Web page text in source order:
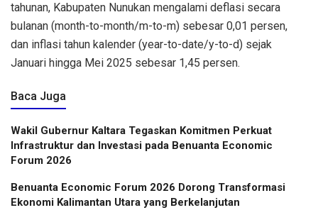
tahunan, Kabupaten Nunukan mengalami deflasi secara
bulanan (month-to-month/m-to-m) sebesar 0,01 persen,
dan inflasi tahun kalender (year-to-date/y-to-d) sejak
Januari hingga Mei 2025 sebesar 1,45 persen.
Baca Juga
Wakil Gubernur Kaltara Tegaskan Komitmen Perkuat
Infrastruktur dan Investasi pada Benuanta Economic
Forum 2026
Benuanta Economic Forum 2026 Dorong Transformasi
Ekonomi Kalimantan Utara yang Berkelanjutan